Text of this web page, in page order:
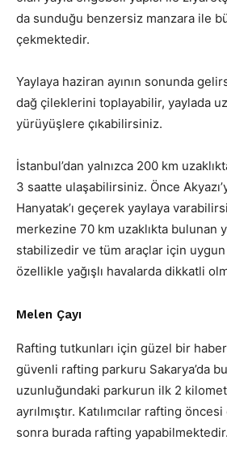
da sunduğu benzersiz manzara ile
çekmektedir.
Yaylaya haziran ayının sonunda
dağ çileklerini toplayabilir, yaylada
yürüyüşlere çıkabilirsiniz.
İstanbul’dan yalnızca 200 km
3 saatte ulaşabilirsiniz. Önce
Hanyatak’ı geçerek yaylaya
merkezine 70 km uzaklıkta bulunan
stabilizedir ve tüm araçlar için uygun
özellikle yağışlı havalarda dikkatli
Melen Çayı
Rafting tutkunları için güzel bir
güvenli rafting parkuru Sakarya’da
uzunluğundaki parkurun ilk 2
ayrılmıştır. Katılımcılar rafting
sonra burada rafting yapabilmektedir.